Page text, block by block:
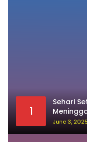
1
Sehari
June 3, 2025